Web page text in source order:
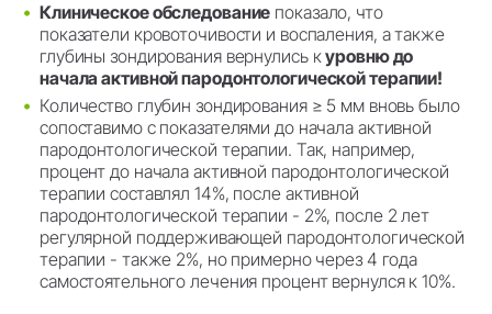
Клиническое обследование показало, что
показатели кровоточивости и воспаления, а также
глубины зондирования вернулись куровню до
начала активной пародонтологической терапии!
Количество глубин зондирования ≥ 5 мм вновь было
сопоставимо с показателями до начала активной
пародонтологической терапии. Так, например,
процент до начала активной пародонтологической
терапии составлял 14%, после активной
пародонтологической терапии - 2%, после 2 лет
регулярной поддерживающей пародонтологической
терапии - также 2%, но примерно через 4 года
самостоятельного лечения процент вернулся к 10%.